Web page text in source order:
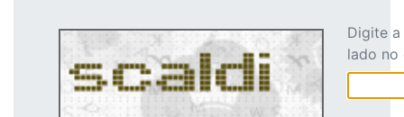
Digite
lado no